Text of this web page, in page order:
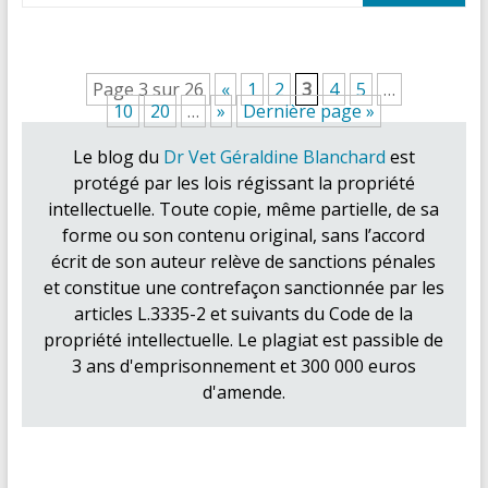
Page 3 sur 26 « 1 2 3 4 5
…
10
20 … »
Dernière page »
Le blog du Dr Vet Géraldine Blanchard est
protégé par les lois régissant la propriété
intellectuelle. Toute copie, même partielle, de sa
forme ou son contenu original, sans l’accord
écrit de son auteur relève de sanctions pénales
et constitue une contrefaçon sanctionnée par les
articles L.3335-2 et suivants du Code de la
propriété intellectuelle. Le plagiat est passible de
3 ans d'emprisonnement et 300 000 euros
d'amende.